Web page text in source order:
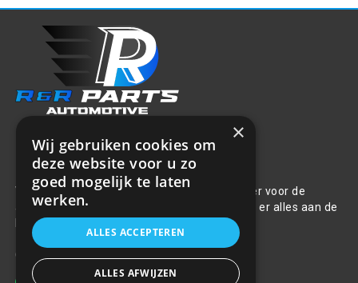
Over ons
Welkom bij R&R Parts Automotive, uw partner voor de
aanschaf van alle auto accessoires. Wij doen er alles aan de
beste selectie, service & prijs te bieden.
Contact
×
Wij gebruiken cookies om
deze website voor u zo
goed mogelijk te laten
werken.
ALLES ACCEPTEREN
ALLES AFWIJZEN